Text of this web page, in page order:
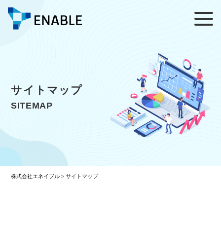
サイトマップ
SITEMAP
株式会社エネイブル >サイトマップ